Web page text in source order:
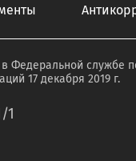
в Федеральной службе
17 декабря 2019 г.
1